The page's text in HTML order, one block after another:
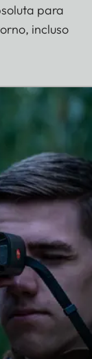
para
incluso